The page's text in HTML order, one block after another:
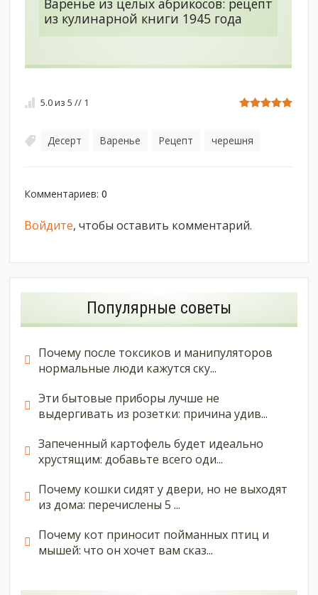
Варенье из целых абрикосов: рецепт
из кулинарной книги 1945 года
5.0из5 // 1
Десерт Варенье Рецепт черешня
Комментариев:0
Войдите, чтобы оставить комментарий.
Популярные советы
Почему после токсиков и манипуляторов
нормальные люди кажутся ску...
Эти бытовые приборы лучше не
выдергивать из розетки: причина удив...
Запеченный картофель будет идеально
хрустящим: добавьте всего оди...
Почему кошки сидят у двери, но не выходят
из дома: перечислены 5 ...
Почему кот приносит пойманных птиц и
мышей: что он хочет вам сказ...